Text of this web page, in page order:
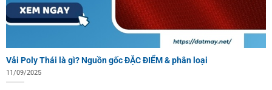
Vải Poly Thái là gì? Nguồn gốc ĐẶC ĐIỂM & phân loại
11/09/2025